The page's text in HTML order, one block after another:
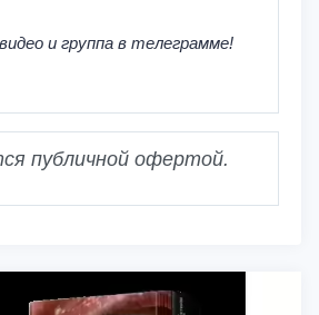
и группа в телеграмме!
публичной офертой.